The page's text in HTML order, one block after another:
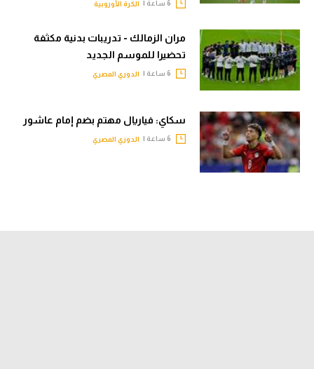
الكرة الأوروبية
مران الزمالك - تدريبات بدنية مكثفة
تحضيرا للموسم الجديد
الدوري المصري
سكاي: فياريال مهتم بضم إمام عاشور
الدوري المصري